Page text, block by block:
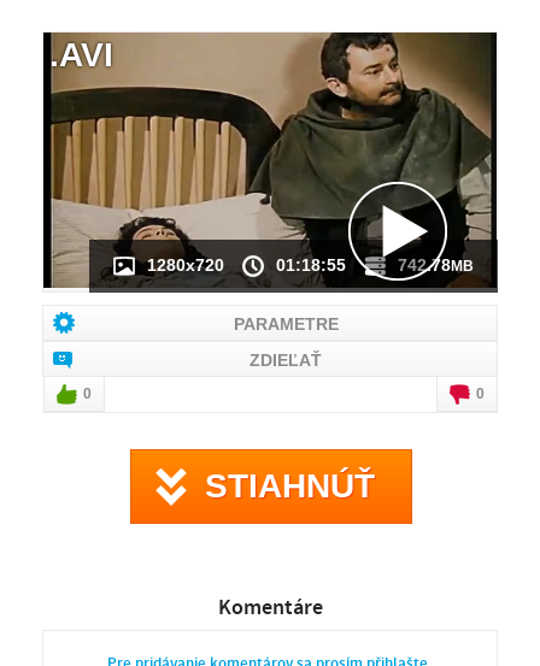
NÁHĽAD VIDEA
NIE JE K DISPOZÍCII
1280x720 01:18:55 742.78MB
.AVI
PARAMETRE
ZDIEĽAŤ
0 0
STIAHNÚŤ
Komentáre